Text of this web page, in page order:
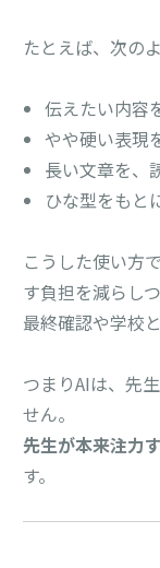
たとえば、次の
伝えたい内容
やや硬い表現
長い文章を、
ひな型をもと
こうした使い方
す負担を減らしつ
最終確認や学校
つまりAIは、先
せん。
先生が本来注力
す。